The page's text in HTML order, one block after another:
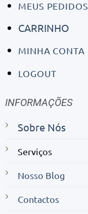
MEUS PEDIDOS
CARRINHO
MINHA CONTA
LOGOUT
INFORMAÇÕES
Sobre Nós
Serviços
Nosso Blog
Contactos